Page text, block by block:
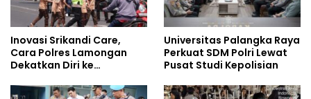
Inovasi Srikandi Care,
Cara Polres Lamongan
Dekatkan Diri ke
Universitas Palangka Raya
Perkuat SDM Polri Lewat
Pusat Studi Kepolisian